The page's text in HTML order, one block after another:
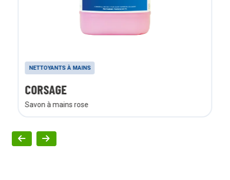
NETTOYANTS À MAINS
CORSAGE
Savon à mains rose